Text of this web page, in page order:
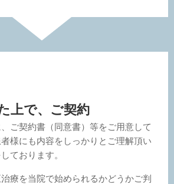
上で、ご契約
ご契約書（同意書）等をご用意して
様にも内容をしっかりとご理解頂い
ております。
療を当院で始められるかどうかご判